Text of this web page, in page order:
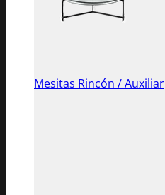
Mesitas Rincón / Auxiliar